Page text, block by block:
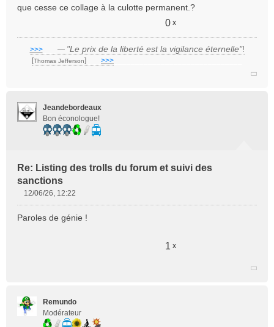
que cesse ce collage à la culotte permanent.?
0 x
>>>___ — "Le prix de la liberté est la vigilance éternelle"!
[Thomas Jefferson] >>>
Jeandebordeaux
Bon éconologue!
Re: Listing des trolls du forum et suivi des
sanctions
s
n
l
12/06/26, 12:22
Paroles de génie !
1 x
Remundo
Modérateur